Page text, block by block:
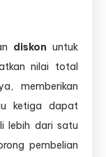
diskon untuk
nilai total
memberikan
ketiga dapat
lebih dari satu
pembelian